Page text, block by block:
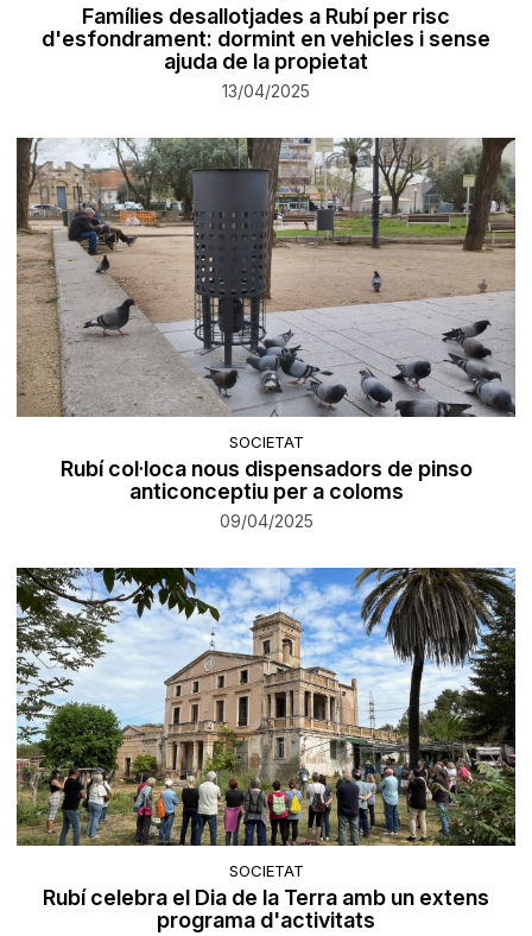
Famílies desallotjades a Rubí per risc
d'esfondrament: dormint en vehicles i sense
ajuda de la propietat
13/04/2025
SOCIETAT
Rubí col·loca nous dispensadors de pinso
anticonceptiu per a coloms
09/04/2025
SOCIETAT
Rubí celebra el Dia de la Terra amb un extens
programa d'activitats